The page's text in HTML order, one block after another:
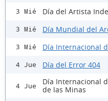
3 Mié Día del Artista
3 Mié Día Mundial del
3 Mié Día Internacional
4 Jue Día del Error 404
4 Jue
Día Internacional
de las Minas